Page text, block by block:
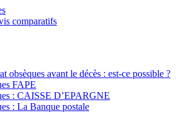
comparatifs
obsèques avant le décès : est-ce possible ?
FAPE
: CAISSE D’EPARGNE
: La Banque postale